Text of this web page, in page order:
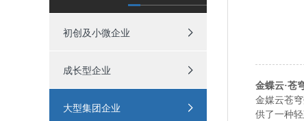
初创及小微企业
成长型企业
大型集团企业
金蝶云·苍
金媒云苍
供了一种